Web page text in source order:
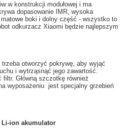
w konstrukcji modułowej i ma
dopasowanie IMR, wysoka
matowe boki i dolny część - wszystko to
odkurzacz Xiaomi będzie najlepszym
trzeba otworzyć pokrywę, aby wyjąć
i wytrząsnąć jego zawartość.
filtr. Główną szczotkę również
wyposażeniu jest specjalny grzebień
Li-ion akumulator